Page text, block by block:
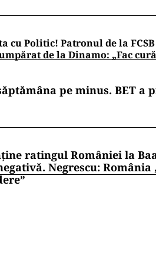
cu Politic! Patronul de la
de la Dinamo: „Fac
pe minus. BET a
ratingul României la
Negrescu: